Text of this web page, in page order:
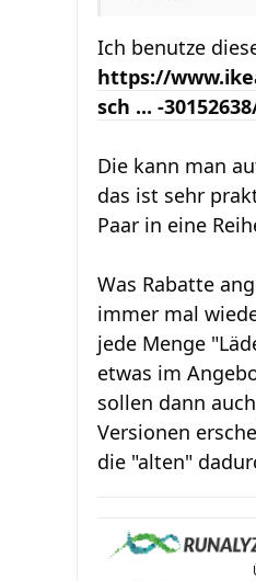
Ich benutze
https://
sch ... -
Die kann man
das ist sehr
Paar in eine
Was Rabatte
immer mal
jede Menge
etwas im
sollen dann
Versionen
die "alten"